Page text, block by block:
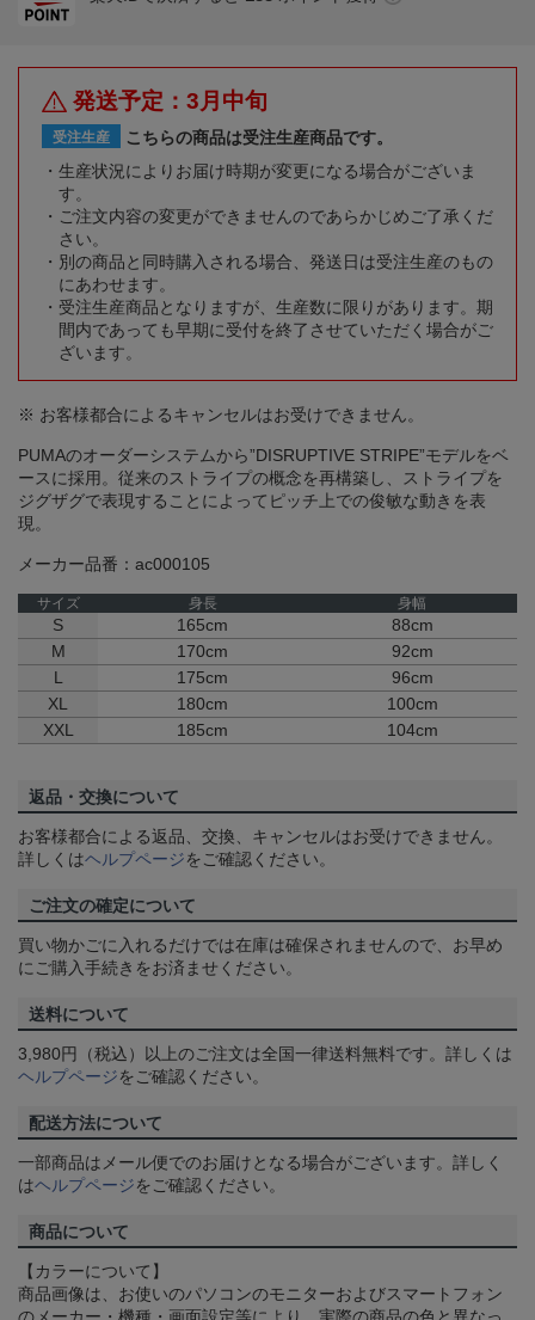
発送予定：3月中旬
受注生産
こちらの商品は受注生産商品です。
生産状況によりお届け時期が変更になる場合がございま
す。
ご注文内容の変更ができませんのであらかじめご了承くだ
さい。
別の商品と同時購入される場合、発送日は受注生産のもの
にあわせます。
受注生産商品となりますが、生産数に限りがあります。期
間内であっても早期に受付を終了させていただく場合がご
ざいます。
※ お客様都合によるキャンセルはお受けできません。
PUMAのオーダーシステムから”DISRUPTIVE STRIPE”モデルをベ
ースに採用。従来のストライプの概念を再構築し、ストライプを
ジグザグで表現することによってピッチ上での俊敏な動きを表
現。
メーカー品番：ac000105
サイズ 身長 身幅
S 165cm
88cm
M
170cm
92cm
L
175cm
96cm
XL
180cm
100cm
XXL
185cm 104cm
返品・交換について
お客様都合による返品、交換、キャンセルはお受けできません。
詳しくはヘルプページをご確認ください。
ご注文の確定について
買い物かごに入れるだけでは在庫は確保されませんので、お早め
にご購入手続きをお済ませください。
送料について
3,980円（税込）以上のご注文は全国一律送料無料です。詳しくは
ヘルプページをご確認ください。
配送方法について
一部商品はメール便でのお届けとなる場合がございます。詳しく
はヘルプページをご確認ください。
商品について
【カラーについて】
商品画像は、お使いのパソコンのモニターおよびスマートフォン